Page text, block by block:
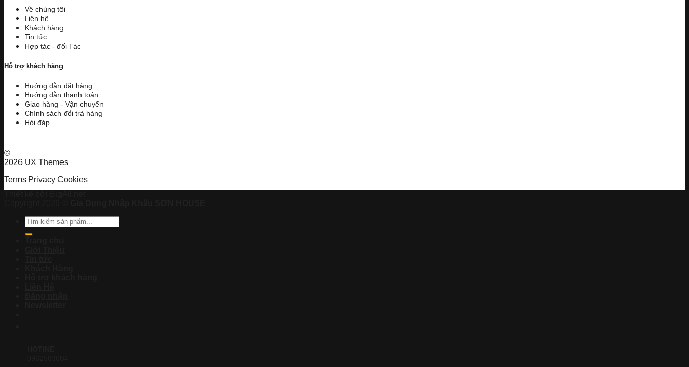
Về chúng tôi
Liên hệ
Khách hàng
Tin tức
Hợp tác - đối Tác
Hỗ trợ khách hàng
Hướng dẫn đặt hàng
Hướng dẫn thanh toán
Giao hàng - Vận chuyển
Chính sách đổi trả hàng
Hỏi đáp
©
2026 UX Themes
Terms Privacy Cookies
Tìm
kiếm: